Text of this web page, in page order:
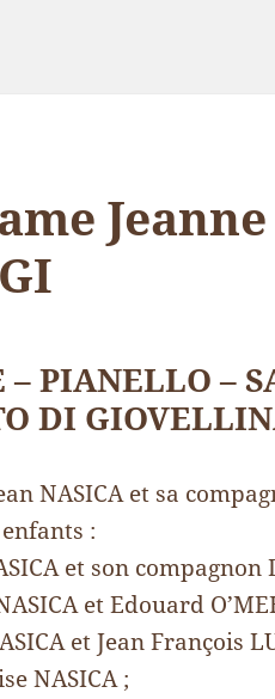
– PIANELLO –
DI
NASICA et sa
:
et son compagnon
et Edouard
et Jean François
NASICA ;